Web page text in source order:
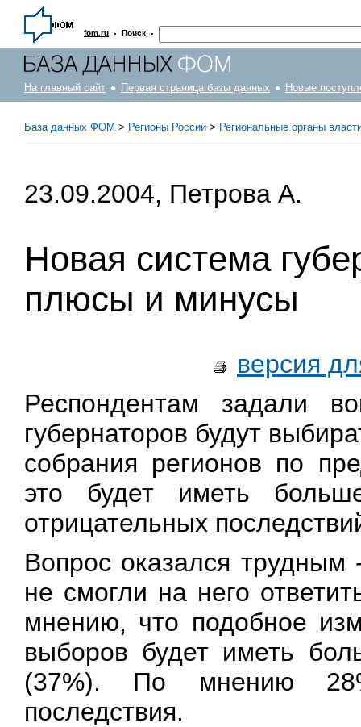
fom.ru · Поиск ·
На главный сайт Первая страница базы данных Новые
База данных ФОМ > Регионы России > Региональные органы
23.09.2004, Петрова А.
Новая система
плюсы и минусы
версия
Респондентам задали
губернаторов будут
собрания регионов по
это будет иметь
отрицательных
Вопрос оказался
не смогли на него
мнению, что подобное
выборов будет иметь
(37%). По мнению
последствия.